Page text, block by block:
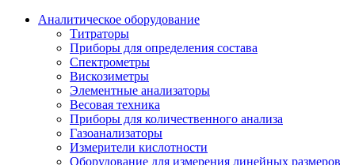
Аналитическое оборудование
Титраторы
Приборы для определения состава
Спектрометры
Вискозиметры
Элементные анализаторы
Весовая техника
Приборы для количественного анализа
Газоанализаторы
Измерители кислотности
Оборудование для измерения линейных размеров